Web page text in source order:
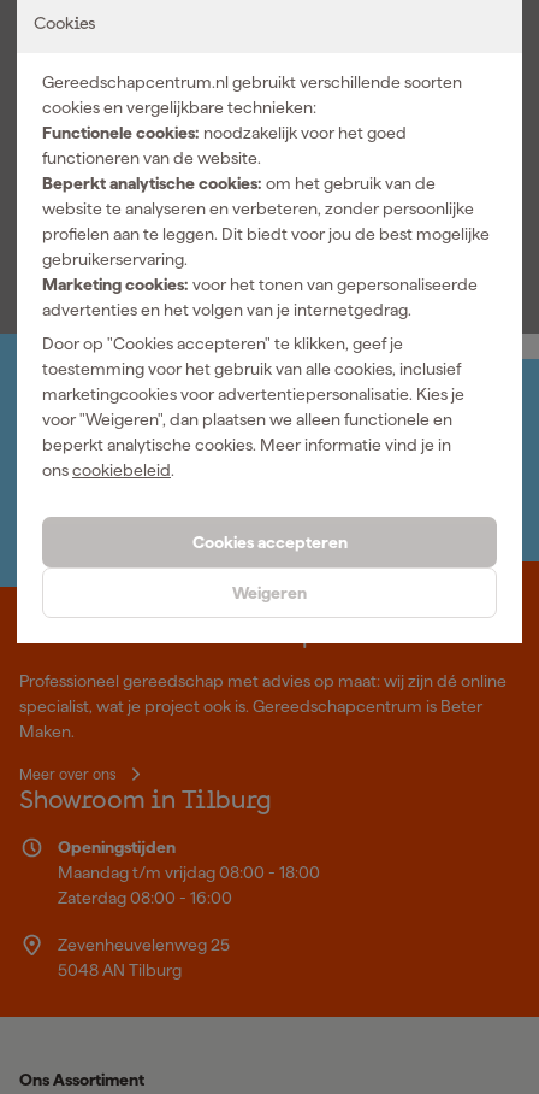
Cookies
Gereedschapcentrum.nl gebruikt verschillende soorten
cookies en vergelijkbare technieken:
Functionele cookies: noodzakelijk voor het goed
functioneren van de website.
Beperkt analytische cookies: om het gebruik van de
website te analyseren en verbeteren, zonder persoonlijke
profielen aan te leggen. Dit biedt voor jou de best mogelijke
gebruikerservaring.
Marketing cookies: voor het tonen van gepersonaliseerde
advertenties en het volgen van je internetgedrag.
Door op "Cookies accepteren" te klikken, geef je
toestemming voor het gebruik van alle cookies, inclusief
marketingcookies voor advertentiepersonalisatie. Kies je
voor "Weigeren", dan plaatsen we alleen functionele en
beperkt analytische cookies. Meer informatie vind je in
onscookiebeleid.
Cookies accepteren
Weigeren
systeem met alle M18 accu’s. De set wordt geleverd met twee
Body/set
Bekijk alle kenmerken
Documenten
Handleiding
Jouw account
Log-in en beheer je bestellingen en gegevens
Nieuwsbrief
Inschrijven wekelijkse nieuwsbrief
Neem contact op met één van onze specialisten.
Professioneel gereedschap met advies op maat: wij zijn dé online
specialist, wat je project ook is. Gereedschapcentrum is Beter
Maken.
Meer over ons
Showroom in Tilburg
Openingstijden
Maandag t/m vrijdag 08:00 - 18:00
Zaterdag 08:00 - 16:00
Zevenheuvelenweg 25
5048 AN Tilburg
Ons Assortiment